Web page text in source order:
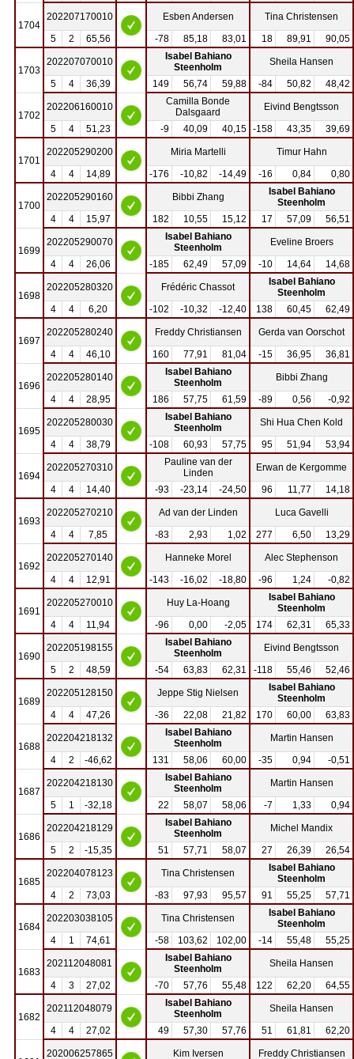
1704
202207170010 Esben Andersen
Tina Christensen
5
2 65,56 -78 85,18 83,01 18 89,91 90,05
1703
202207070010
Isabel Bahiano
Steenholm
Sheila Hansen
5
4 36,39 149 56,74 59,88 -84 50,82 48,42
1702
202206160010
Camilla Bonde
Dalsgaard
Eivind Bengtsson
5
4 51,23 -9 40,09 40,15 -158 43,35 39,69
1701
202205290200 Miria Martelli
Timur Hahn
4
4 14,89 -176 -10,82 -14,49 -16 0,84 0,80
1700
202205290160 Bibbi Zhang
Isabel Bahiano
Steenholm
4
4 15,97 182 10,55 15,12 17 57,09 56,51
1699
202205290070
Isabel Bahiano
Steenholm
Eveline Broers
4
4 26,06 -185 62,49 57,09 -10 14,64 14,68
1698
202205280320 Frédéric Chassot
Isabel Bahiano
Steenholm
4
4 6,20 -102 -10,32 -12,40 138 60,45 62,49
1697
202205280240 Freddy Christiansen
Gerda van Oorschot
4
4 46,10 160 77,91 81,04 -15 36,95 36,81
1696
202205280140
Isabel Bahiano
Steenholm
Bibbi Zhang
4
4 28,95 186 57,75 61,59 -89 0,56 -0,92
1695
202205280030
Isabel Bahiano
Steenholm
Shi Hua Chen Kold
4
4 38,79 -108 60,93 57,75 95 51,94 53,94
1694
202205270310
Pauline van der
Linden
Erwan de Kergomme
4
4 14,40 -93 -23,14 -24,50 96 11,77 14,18
1693
202205270210 Ad van der Linden
Luca Gavelli
4
4 7,85 -83 2,93 1,02 277 6,50 13,29
1692
202205270140 Hanneke Morel
Alec Stephenson
4
4 12,91 -143 -16,02 -18,80 -96 1,24 -0,82
1691
202205270010 Huy La-Hoang
Isabel Bahiano
Steenholm
4
4 11,94 -96 0,00 -2,05 174 62,31 65,33
1690
202205198155
Isabel Bahiano
Steenholm
Eivind Bengtsson
5
2 48,59 -54 63,83 62,31 -118 55,46 52,46
1689
202205128150 Jeppe Stig Nielsen
Isabel Bahiano
Steenholm
4
4 47,26 -36 22,08 21,82 170 60,00 63,83
1688
202204218132
Isabel Bahiano
Steenholm
Martin Hansen
4
2 -46,62 131 58,06 60,00 -35 0,94 -0,51
1687
202204218130
Isabel Bahiano
Steenholm
Martin Hansen
5
1 -32,18 22 58,07 58,06 -7 1,33 0,94
1686
202204218129
Isabel Bahiano
Steenholm
Michel Mandix
5
2 -15,35 51 57,71 58,07 27 26,39 26,54
1685
202204078123 Tina Christensen
Isabel Bahiano
Steenholm
4
2 73,03 -83 97,93 95,57 91 55,25 57,71
1684
202203038105 Tina Christensen
Isabel Bahiano
Steenholm
4
1 74,61 -58 103,62 102,00 -14 55,48 55,25
1683
202112048081
Isabel Bahiano
Steenholm
Sheila Hansen
4
3 27,02 -70 57,76 55,48 122 62,20 64,55
1682
202112048079
Isabel Bahiano
Steenholm
Sheila Hansen
4
4 27,02 49 57,30 57,76 51 61,81 62,20
202006257865 Kim Iversen
Freddy Christiansen